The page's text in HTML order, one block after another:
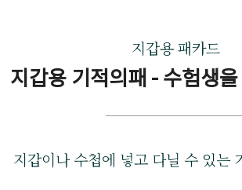
지갑용 패카드
지갑용 기적의패 - 수험생
지갑이나 수첩에 넣고 다닐 수 있는